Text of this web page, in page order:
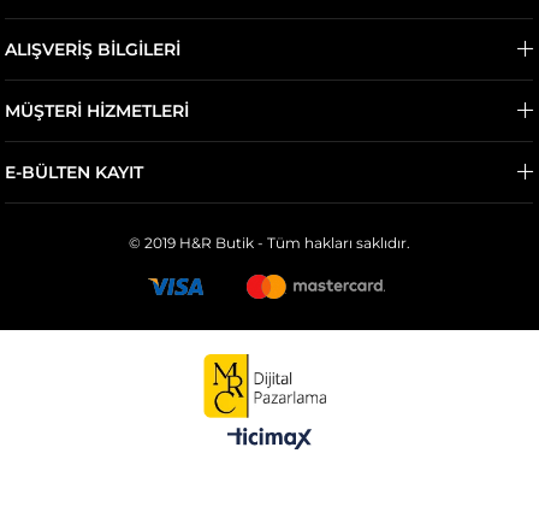
ALIŞVERİŞ BİLGİLERİ
MÜŞTERİ HİZMETLERİ
E-BÜLTEN KAYIT
© 2019 H&R Butik - Tüm hakları saklıdır.